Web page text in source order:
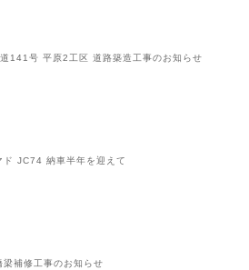
141号 平原2工区 道路築造工事のお知らせ
ド JC74 納車半年を迎えて
補修工事のお知らせ